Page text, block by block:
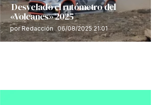
Desvelado el rutómetro del
«Volcanes» 2025
por Redacción 06/08/2025 21:01